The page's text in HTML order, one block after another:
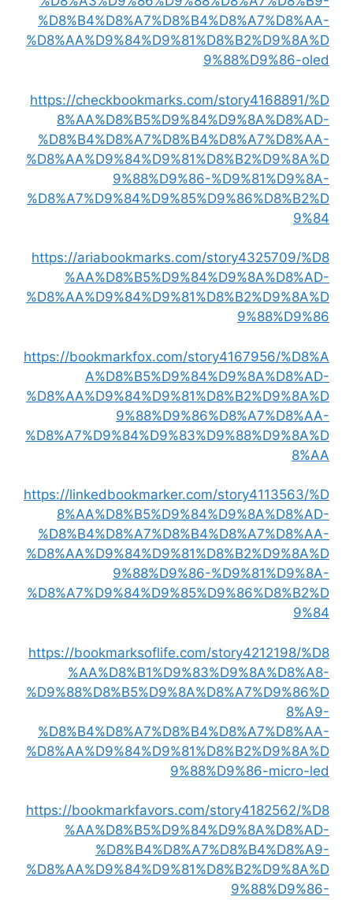
%D8%B4%D8%A7%D8%B4%D8%A7%D8%AA-
%D8%AA%D9%84%D9%81%D8%B2%D9%8A%D
9%88%D9%86-oled
https://checkbookmarks.com/story4168891/%D
8%AA%D8%B5%D9%84%D9%8A%D8%AD-
%D8%B4%D8%A7%D8%B4%D8%A7%D8%AA-
%D8%AA%D9%84%D9%81%D8%B2%D9%8A%D
9%88%D9%86-%D9%81%D9%8A-
%D8%A7%D9%84%D9%85%D9%86%D8%B2%D
9%84
https://ariabookmarks.com/story4325709/%D8
%AA%D8%B5%D9%84%D9%8A%D8%AD-
%D8%AA%D9%84%D9%81%D8%B2%D9%8A%D
9%88%D9%86
https://bookmarkfox.com/story4167956/%D8%A
A%D8%B5%D9%84%D9%8A%D8%AD-
%D8%AA%D9%84%D9%81%D8%B2%D9%8A%D
9%88%D9%86%D8%A7%D8%AA-
%D8%A7%D9%84%D9%83%D9%88%D9%8A%D
8%AA
https://linkedbookmarker.com/story4113563/%D
8%AA%D8%B5%D9%84%D9%8A%D8%AD-
%D8%B4%D8%A7%D8%B4%D8%A7%D8%AA-
%D8%AA%D9%84%D9%81%D8%B2%D9%8A%D
9%88%D9%86-%D9%81%D9%8A-
%D8%A7%D9%84%D9%85%D9%86%D8%B2%D
9%84
https://bookmarksoflife.com/story4212198/%D8
%AA%D8%B1%D9%83%D9%8A%D8%A8-
%D9%88%D8%B5%D9%8A%D8%A7%D9%86%D
8%A9-
%D8%B4%D8%A7%D8%B4%D8%A7%D8%AA-
%D8%AA%D9%84%D9%81%D8%B2%D9%8A%D
9%88%D9%86-micro-led
https://bookmarkfavors.com/story4182562/%D8
%AA%D8%B5%D9%84%D9%8A%D8%AD-
%D8%B4%D8%A7%D8%B4%D8%A9-
%D8%AA%D9%84%D9%81%D8%B2%D9%8A%D
9%88%D9%86-